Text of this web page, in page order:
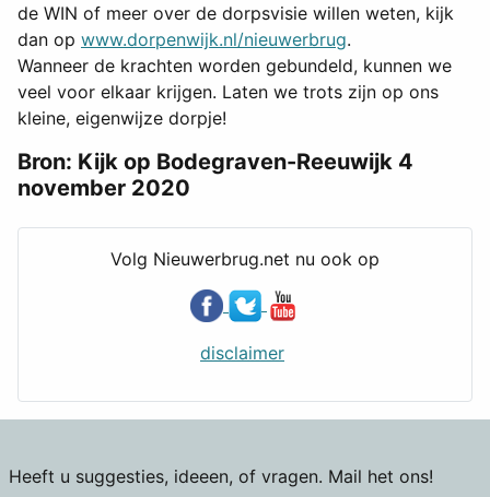
de WIN of meer over de dorpsvisie willen weten, kijk
dan op www.dorpenwijk.nl/nieuwerbrug.
Wanneer de krachten worden gebundeld, kunnen we
veel voor elkaar krijgen. Laten we trots zijn op ons
kleine, eigenwijze dorpje!
Bron: Kijk op Bodegraven-Reeuwijk 4
november 2020
Volg Nieuwerbrug.net nu ook op
disclaimer
Heeft u suggesties, ideeen, of vragen. Mail het ons!